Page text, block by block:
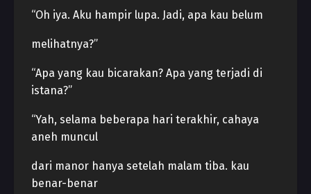
“Oh iya. Aku hampir lupa. Jadi, apa kau belum
melihatnya?”
“Apa yang kau bicarakan? Apa yang terjadi di
istana?”
“Yah, selama beberapa hari terakhir, cahaya
aneh muncul
dari manor hanya setelah malam tiba. kau
benar-benar